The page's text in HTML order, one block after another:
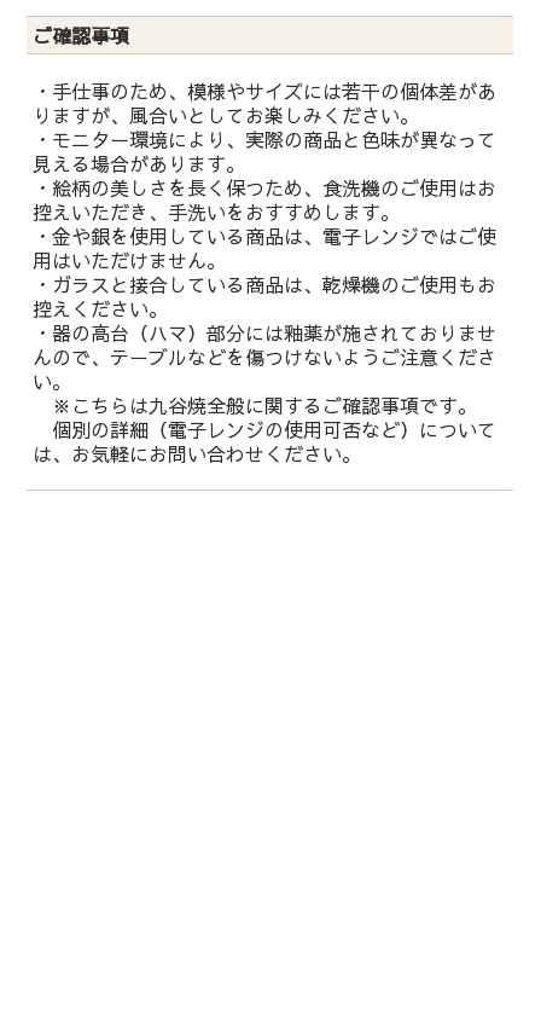
ご確認事項
・手仕事のため、模様やサイズには若干の個体差があ
りますが、風合いとしてお楽しみください。
・モニター環境により、実際の商品と色味が異なって
見える場合があります。
・絵柄の美しさを長く保つため、食洗機のご使用はお
控えいただき、手洗いをおすすめします。
・金や銀を使用している商品は、電子レンジではご使
用はいただけません。
・ガラスと接合している商品は、乾燥機のご使用もお
控えください。
・器の高台（ハマ）部分には釉薬が施されておりませ
んので、テーブルなどを傷つけないようご注意くださ
い。
※こちらは九谷焼全般に関するご確認事項です。
個別の詳細（電子レンジの使用可否など）について
は、お気軽にお問い合わせください。